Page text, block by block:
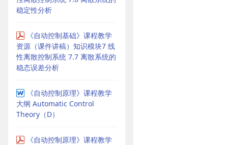
稳定性分析
《自动控制基础》课程教学
资源（课件讲稿）知识模块7 线
性离散控制系统 7.7 离散系统的
稳态误差分析
《自动控制原理》课程教学
大纲 Automatic Control
Theory（D）
《自动控制原理》课程教学